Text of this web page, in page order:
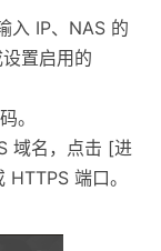
入 IP、NAS 的
置启用的
。
域名，点击 [进
端口。